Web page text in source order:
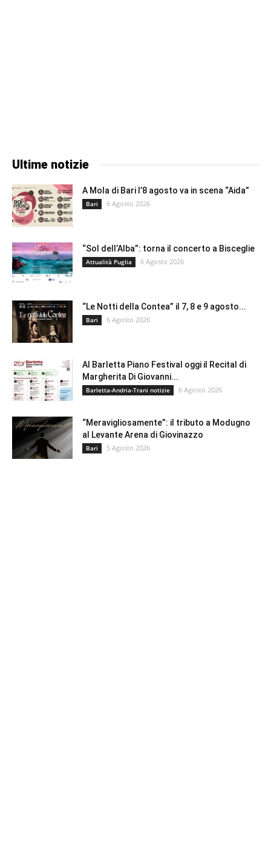
Ultime notizie
A Mola di Bari l’8 agosto va in scena “Aida”
Bari 6 Agosto 2026
“Sol dell’Alba”: torna il concerto a Bisceglie
Attualità Puglia 6 Agosto 2026
“Le Notti della Contea” il 7, 8 e 9 agosto...
Bari 6 Agosto 2026
Al Barletta Piano Festival oggi il Recital di
Margherita Di Giovanni...
Barletta-Andria-Trani notizie 6 Agosto 2026
“Meravigliosamente”: il tributo a Modugno
al Levante Arena di Giovinazzo
Bari 5 Agosto 2026